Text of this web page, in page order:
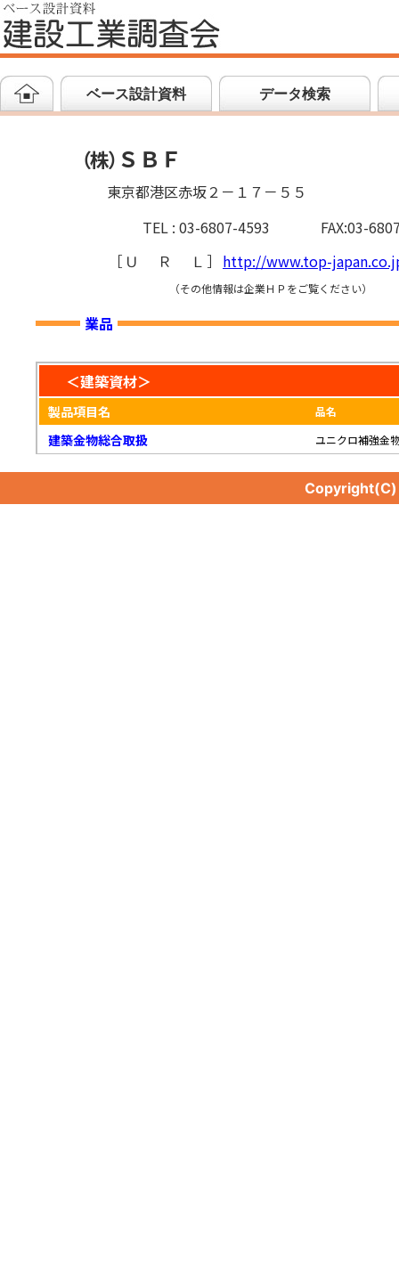
ベース設計資料 データ検索
（株）ＳＢＦ
東京都港区赤坂２－１７－５５
TEL : 03-6807-4593
FAX:03-
［ ＵＲＬ ］ http://www.top-
（その他情報は企業ＨＰをご覧ください）
業品
＜建築資材＞
製品項目名 品名
建築金物総合取扱 ユニクロ補強金